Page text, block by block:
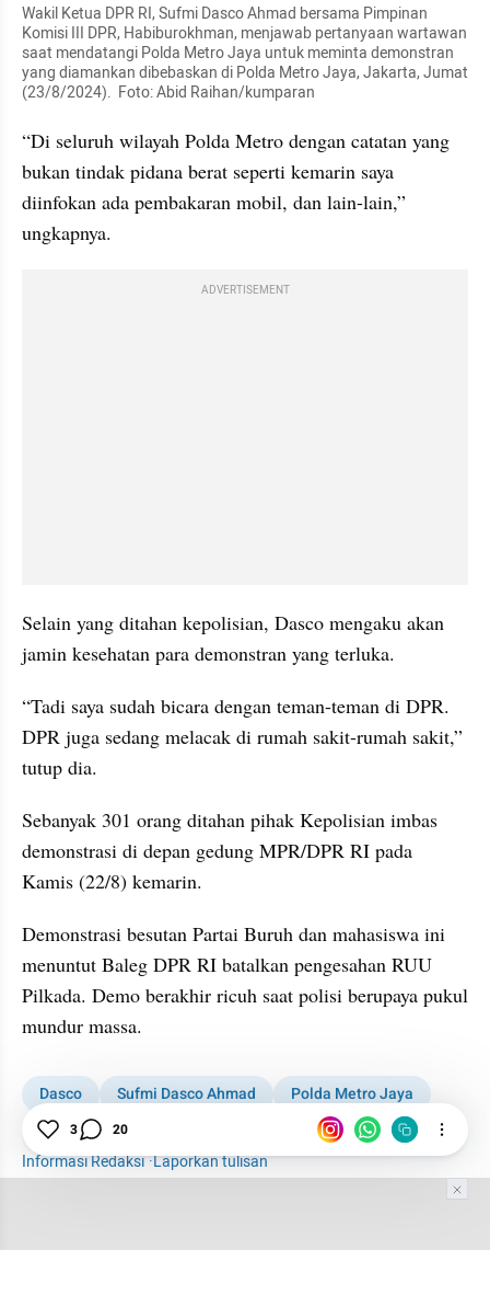
Wakil Ketua DPR RI, Sufmi Dasco Ahmad bersama Pimpinan
Komisi III DPR, Habiburokhman, menjawab pertanyaan wartawan
saat mendatangi Polda Metro Jaya untuk meminta demonstran
yang diamankan dibebaskan di Polda Metro Jaya, Jakarta, Jumat
(23/8/2024).  Foto: Abid Raihan/kumparan
“Di seluruh wilayah Polda Metro dengan catatan yang
bukan tindak pidana berat seperti kemarin saya
diinfokan ada pembakaran mobil, dan lain-lain,”
ungkapnya.
ADVERTISEMENT
Selain yang ditahan kepolisian, Dasco mengaku akan
jamin kesehatan para demonstran yang terluka.
“Tadi saya sudah bicara dengan teman-teman di DPR.
DPR juga sedang melacak di rumah sakit-rumah sakit,”
tutup dia.
Sebanyak 301 orang ditahan pihak Kepolisian imbas
demonstrasi di depan gedung MPR/DPR RI pada
Kamis (22/8) kemarin.
Demonstrasi besutan Partai Buruh dan mahasiswa ini
menuntut Baleg DPR RI batalkan pengesahan RUU
Pilkada. Demo berakhir ricuh saat polisi berupaya pukul
mundur massa.
Dasco Sufmi Dasco Ahmad
Polda Metro Jaya
Demo
RUU Pilkada
Informasi Redaksi·Laporkan tulisan
3 20